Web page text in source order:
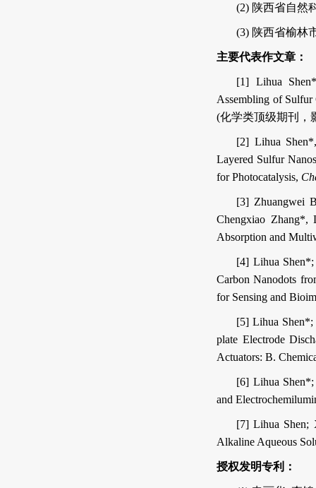
(2) 陕西省自然
(3) 陕西省榆林
主要代表作文章：
[1] Lihua
Assembling of Sulfur
(化学类顶级期刊，
[2] Lihua
Layered Sulfur
for Photocatalysis,
[3] Zhuangwei
Chengxiao Zhang*,
Absorption and
[4] Lihua
Carbon Nanodots
for Sensing and
[5] Lihua Shen*;
plate Electrode
Actuators: B.
[6] Lihua Shen*;
and
[7] Lihua Shen;
Alkaline Aqueous
授权发明专利：